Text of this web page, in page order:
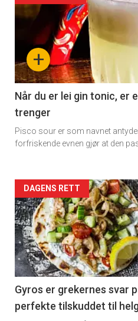
detail
section
11
+
Når du er lei gin tonic, er
trenger
Pisco sour er som navnet
forfriskende evnen gjør at den
Artikler
detail
-
section
11
Dagens
DAGENS RETT
Gyros er grekernes svar
perfekte tilskuddet til